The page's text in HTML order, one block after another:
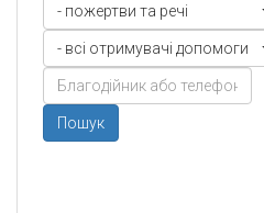
- пожертви та речі
- всі отримувачі допомоги
Пошук